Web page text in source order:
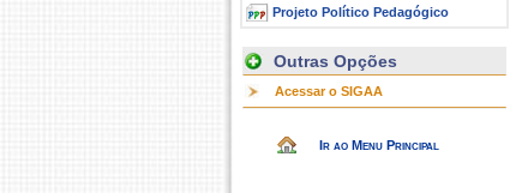
Projeto Político Pedagógico
Outras Opções
Acessar o SIGAA
Ir ao Menu Principal